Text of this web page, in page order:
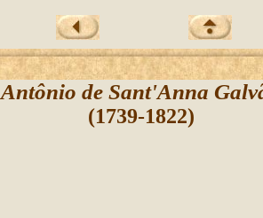
Antônio de Sant'Anna
(1739-1822)